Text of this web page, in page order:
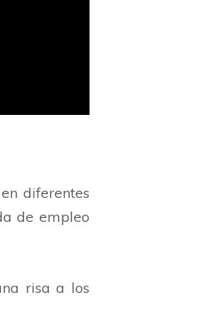
diferentes
de empleo
risa a los